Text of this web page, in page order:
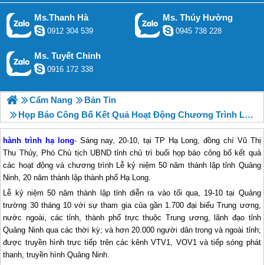
Ms.Thanh Hà
0912 304 539
Ms. Thúy Hường
0945 738 228
Ms. Tuyết Chinh
0916 172 338
Cẩm Nang
Bản Tin
Họp Báo Công Bố Kết Quả Hoạt Động Chương Trình Lễ Kỷ Niệm 50 Năm Thành Lập Tỉnh
hành trình hạ long- Sáng nay, 20-10, tại TP Hạ Long, đồng chí Vũ Thị
Thu Thủy, Phó Chủ tịch UBND tỉnh chủ trì buổi họp báo công bố kết quả
các hoạt động và chương trình Lễ kỷ niệm 50 năm thành lập tỉnh Quảng
Ninh, 20 năm thành lập thành phố Hạ Long.
Lễ kỷ niệm 50 năm thành lập tỉnh diễn ra vào tối qua, 19-10 tại Quảng
trường 30 tháng 10 với sự tham gia của gần 1.700 đại biểu Trung ương,
nước ngoài, các tỉnh, thành phố trực thuộc Trung ương, lãnh đạo tỉnh
Quảng Ninh qua các thời kỳ; và hơn 20.000 người dân trong và ngoài tỉnh;
được truyền hình trực tiếp trên các kênh VTV1, VOV1 và tiếp sóng phát
thanh, truyền hình Quảng Ninh.